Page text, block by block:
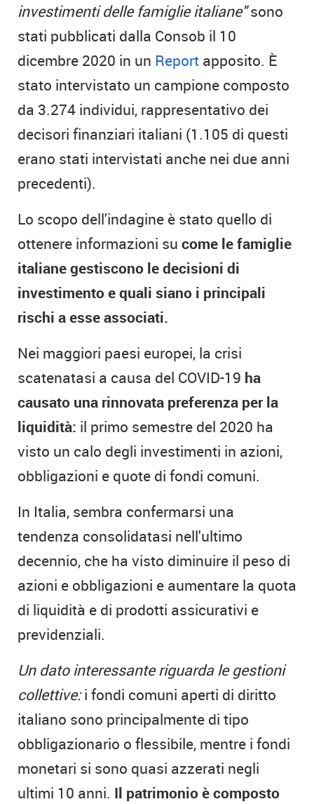
investimenti delle famiglie italiane"sono
stati pubblicati dalla Consob il 10
dicembre 2020 in un Report apposito. È
stato intervistato un campione composto
da 3.274 individui, rappresentativo dei
decisori finanziari italiani (1.105 di questi
erano stati intervistati anche nei due anni
precedenti).
Lo scopo dell'indagine è stato quello di
ottenere informazioni su come le famiglie
italiane gestiscono le decisioni di
investimento e quali siano i principali
rischi a esse associati.
Nei maggiori paesi europei, la crisi
scatenatasi a causa del COVID-19 ha
causato una rinnovata preferenza per la
liquidità: il primo semestre del 2020 ha
visto un calo degli investimenti in azioni,
obbligazioni e quote di fondi comuni.
In Italia, sembra confermarsi una
tendenza consolidatasi nell'ultimo
decennio, che ha visto diminuire il peso di
azioni e obbligazioni e aumentare la quota
di liquidità e di prodotti assicurativi e
previdenziali.
Un dato interessante riguarda le gestioni
collettive:i fondi comuni aperti di diritto
italiano sono principalmente di tipo
obbligazionario o flessibile, mentre i fondi
monetari si sono quasi azzerati negli
ultimi 10 anni. Il patrimonio è composto